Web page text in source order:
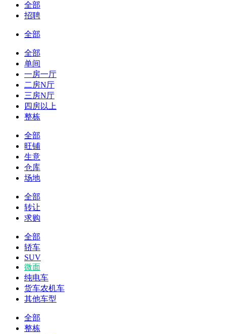
全部
招聘
全部
全部
单间
一房一厅
二房N厅
三房N厅
四房以上
整栋
全部
旺铺
生意
仓库
场地
全部
转让
求购
全部
轿车
SUV
微面
纯电车
货车农机车
其他车型
全部
整栋